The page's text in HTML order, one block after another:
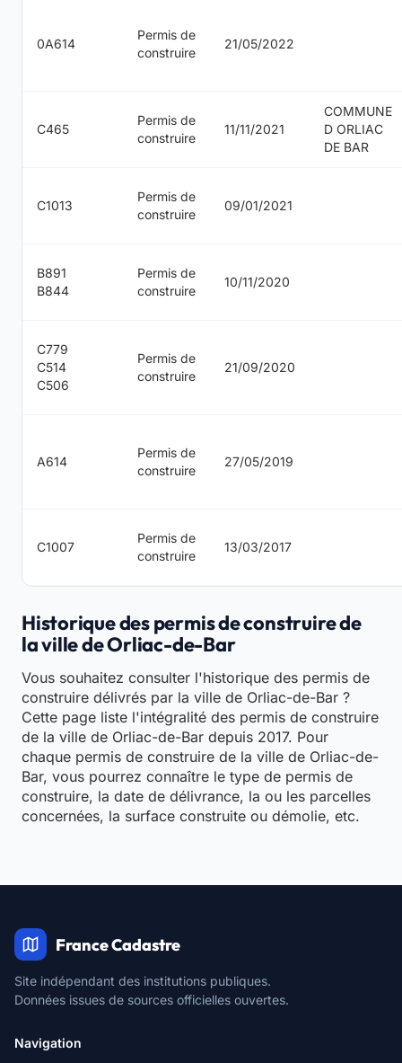
0A614
Permis de
construire
21/05/2022
C465
Permis de
construire
11/11/2021
COMMUNE
D ORLIAC
DE BAR
C1013
Permis de
construire
09/01/2021
B891
B844
Permis de
construire
10/11/2020
C779
C514
C506
Permis de
construire
21/09/2020
A614
Permis de
construire
27/05/2019
C1007
Permis de
construire
13/03/2017
Historique des permis de construire de
la ville de Orliac-de-Bar
Vous souhaitez consulter l'historique des permis de
construire délivrés par la ville de Orliac-de-Bar ?
Cette page liste l'intégralité des permis de construire
de la ville de Orliac-de-Bar depuis 2017. Pour
chaque permis de construire de la ville de Orliac-de-
Bar, vous pourrez connaître le type de permis de
construire, la date de délivrance, la ou les parcelles
concernées, la surface construite ou démolie, etc.
France Cadastre
Site indépendant des institutions publiques.
Données issues de sources officielles ouvertes.
Navigation